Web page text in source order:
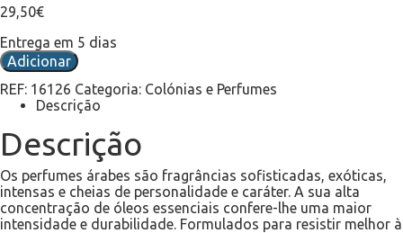
29,50€
Entrega em 5 dias
Adicionar
REF: 16126 Categoria: Colónias e Perfumes
Descrição
Descrição
Os perfumes árabes são fragrâncias sofisticadas, exóticas,
intensas e cheias de personalidade e caráter. A sua alta
concentração de óleos essenciais confere-lhe uma maior
intensidade e durabilidade. Formulados para resistir melhor à